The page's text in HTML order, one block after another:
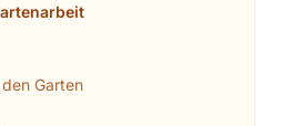
Garten